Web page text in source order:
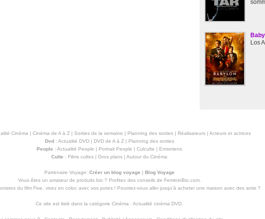
Los
Cinéma | Cinéma de A à Z| Sorties de la semaine | Planning des sorties| Réalisateurs| Acteurs et actrices
Dvd: Actualité DVD| DVD de A à Z| Planning des sorties
People : Actualité People | Portrait People | Culculte | Entretiens
Culte : Films cultes | Gros plans | Autour du Cinéma
Partenaire Voyage: Créer un blog voyage | Blog Voyage
Vous êtes un amateur de produits bio ? Profitez des conseils de FemininBio.com.
du film Five, vivez en coloc avec vos potes ! Pourriez-vous aller jusqu'à acheter une maison avec des amis?
Ce site est listé dans la catégorie Cinéma : Actualité cinéma DVD